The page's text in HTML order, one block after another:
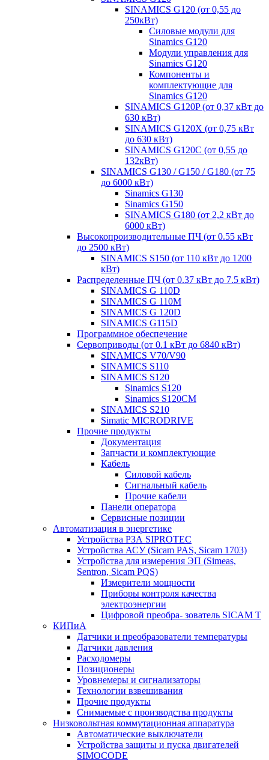
SINAMICS G120 (от 0,55 до
250кВт)
Силовые модули для
Sinamics G120
Модули управления для
Sinamics G120
Компоненты и
комплектующие для
Sinamics G120
SINAMICS G120P (от 0,37 кВт до
630 кВт)
SINAMICS G120X (от 0,75 кВт
до 630 кВт)
SINAMICS G120C (от 0,55 до
132кВт)
SINAMICS G130 / G150 / G180 (от 75
до 6000 кВт)
Sinamics G130
Sinamics G150
SINAMICS G180 (от 2,2 кВт до
6000 кВт)
Высокопроизводительные ПЧ (от 0.55 кВт
до 2500 кВт)
SINAMICS S150 (от 110 кВт до 1200
кВт)
Распределенные ПЧ (от 0.37 кВт до 7.5 кВт)
SINAMICS G 110D
SINAMICS G 110M
SINAMICS G 120D
SINAMICS G115D
Программное обеспечение
Сервоприводы (от 0.1 кВт до 6840 кВт)
SINAMICS V70/V90
SINAMICS S110
SINAMICS S120
Sinamics S120
Sinamics S120CM
SINAMICS S210
Simatic MICRODRIVE
Прочие продукты
Документация
Запчасти и комплектующие
Кабель
Силовой кабель
Сигнальный кабель
Прочие кабели
Панели оператора
Сервисные позиции
Автоматизация в энергетике
Устройства РЗА SIPROTEC
Устройства АСУ (Sicam PAS, Sicam 1703)
Устройства для измерения ЭП (Simeas,
Sentron, Sicam PQS)
Измерители мощности
Приборы контроля качества
электроэнергии
Цифровой преобра- зователь SICAM T
КИПиА
Датчики и преобразователи температуры
Датчики давления
Расходомеры
Позиционеры
Уровнемеры и сигнализаторы
Технологии взвешивания
Прочие продукты
Снимаемые с производства продукты
Низковольтная коммутационная аппаратура
Автоматические выключатели
Устройства защиты и пуска двигателей
SIMOCODE